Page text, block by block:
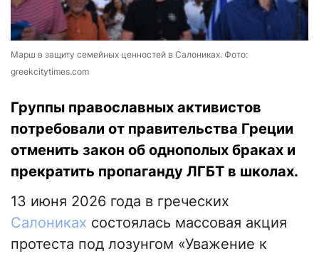
Марш в защиту семейных ценностей в Салониках. Фото:
greekcitytimes.com
Группы православных активистов
потребовали от правительства Греции
отменить закон об однополых браках и
прекратить пропаганду ЛГБТ в школах.
13 июня 2026 года в греческих
Салониках состоялась массовая акция
протеста под лозунгом «Уважение к